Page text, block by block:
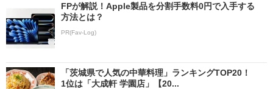
FPが解説！Apple製品を分割手数料0円で入手する
方法とは？
PR(Fav-Log)
「茨城県で人気の中華料理」ランキングTOP20！
1位は「大成軒 学園店」【20...